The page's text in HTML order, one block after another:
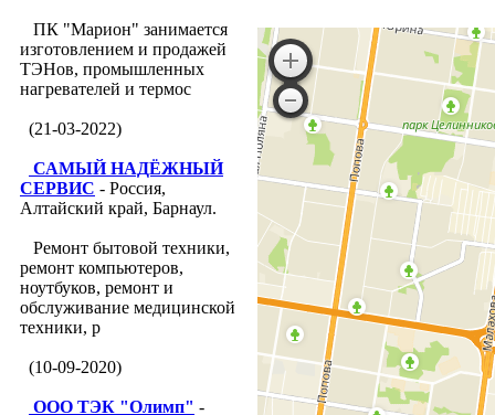
ПК "Марион" занимается
изготовлением и продажей
ТЭНов, промышленных
нагревателей и термос
(21-03-2022)
САМЫЙ НАДЁЖНЫЙ
СЕРВИС - Россия,
Алтайский край, Барнаул.
Ремонт бытовой техники,
ремонт компьютеров,
ноутбуков, ремонт и
обслуживание медицинской
техники, р
(10-09-2020)
ООО ТЭК "Олимп" -